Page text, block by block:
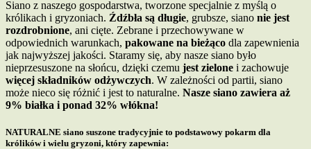
Siano z naszego gospodarstwa, tworzone specjalnie z myślą o
królikach i gryzoniach. Źdźbła są długie, grubsze, siano nie jest
rozdrobnione, ani cięte. Zebrane i przechowywane w
odpowiednich warunkach, pakowane na bieżąco dla zapewnienia
jak najwyższej jakości. Staramy się, aby nasze siano było
nieprzesuszone na słońcu, dzięki czemu jest zielone i zachowuje
więcej składników odżywczych. W zależności od partii, siano
może nieco się różnić i jest to naturalne. Nasze siano zawiera aż
9% białka i ponad 32% włókna!
NATURALNE siano suszone tradycyjnie to podstawowy pokarm dla
królików i wielu gryzoni, który zapewnia: